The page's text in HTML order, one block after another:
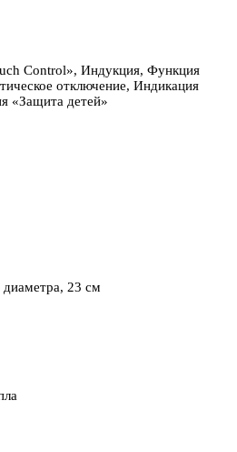
Control», Индукция, Функция
отключение, Индикация
«Защита детей»
диаметра, 23 см